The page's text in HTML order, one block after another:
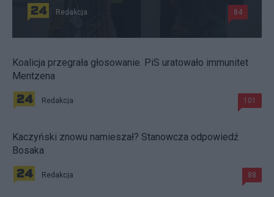
Redakcja 84
Koalicja przegrała głosowanie. PiS uratowało immunitet
Mentzena
Redakcja 101
Kaczyński znowu namieszał? Stanowcza odpowiedź
Bosaka
Redakcja 88